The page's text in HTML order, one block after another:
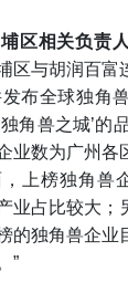
区相关负责
区与胡润百富
布全球独角
角兽之城’的
业数为广州各
上榜独角兽
业占比较大；
的独角兽企业
”